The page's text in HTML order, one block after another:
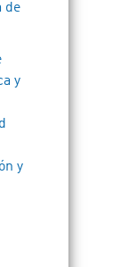
de
y
y